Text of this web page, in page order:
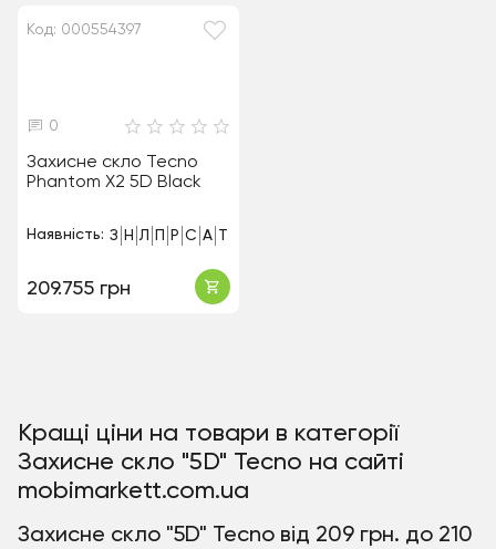
Код: 000554397
0
Захисне скло Tecno
Phantom X2 5D Black
Наявність: З Н Л П Р С А Т
209.755 грн
Кращі ціни на товари в категорії
Захисне скло "5D" Tecno на сайті
mobimarkett.com.ua
Захисне скло "5D" Tecno від 209 грн. до 210